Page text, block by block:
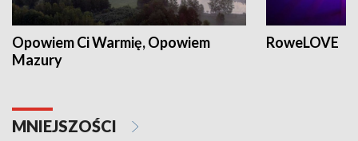
Opowiem Ci Warmię, Opowiem
Mazury
RoweLOVE
MNIEJSZOŚCI